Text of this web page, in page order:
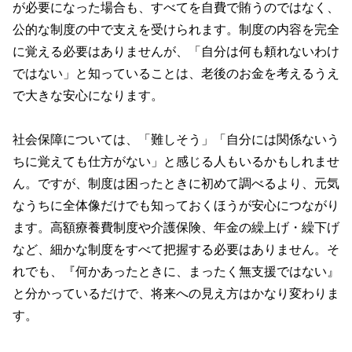
が必要になった場合も、すべてを自費で賄うのではなく、
公的な制度の中で支えを受けられます。制度の内容を完全
に覚える必要はありませんが、「自分は何も頼れないわけ
ではない」と知っていることは、老後のお金を考えるうえ
で大きな安心になります。
社会保障については、「難しそう」「自分には関係ないう
ちに覚えても仕方がない」と感じる人もいるかもしれませ
ん。ですが、制度は困ったときに初めて調べるより、元気
なうちに全体像だけでも知っておくほうが安心につながり
ます。高額療養費制度や介護保険、年金の繰上げ・繰下げ
など、細かな制度をすべて把握する必要はありません。そ
れでも、『何かあったときに、まったく無支援ではない』
と分かっているだけで、将来への見え方はかなり変わりま
す。